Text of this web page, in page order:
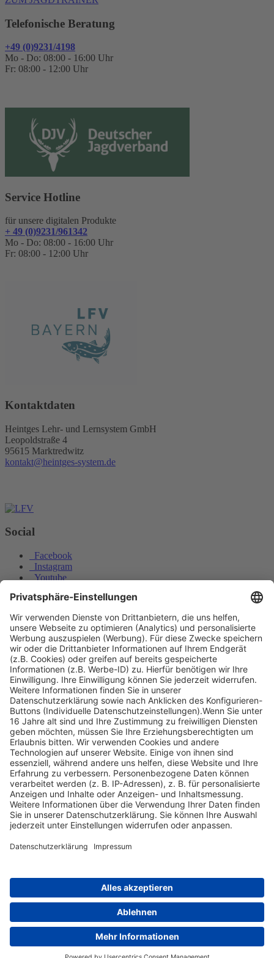
Telefonische Beratung
+49 (0)9231/4198
Mo - Do: 08:00 - 16:00 Uhr
Fr: 08:00 - 12:00 Uhr
Service Hotline
für unsere digitalen Produkte
+ 49 (0)9231/961342
Mo - Do: 08:00 - 16:00 Uhr
Fr: 08:00 - 12:00 Uhr
Kontaktdaten
Heintges Lehr- und Lernsystem GmbH
Leopoldstraße 4
95615 Marktredwitz
kontakt@heintges-system.de
Social
Facebook
Instagram
Youtube
© Copyright - Heintges Lehr- und Lernsystem GmbH
Impressum
Informationspflichten
Datenschutz
Widerrufsbelehrung
Für welche Schalenwildart darf man das Büchsenkaliber .243 Win.
verwenden... Wann ist das Bellen der Füchse zu hören?
Nach oben scrollen
Find Your Way!
Categories
E-Learning News (3)
Heintges News(3)
Messen(2)
Jagd(8)
Tags
Bayern(1)
Baden-Württemberg(1)